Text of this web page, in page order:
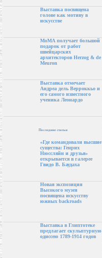
Выставка посвящена
голове как мотиву в
искусстве
МоМА получает большой
подарок от работ
швейцарских
архитекторов Herzog & de
Meuron
Выставка отмечает
Андреа дель Верроккьо и
его самого известного
ученика Леонардо
Последние статьи
«Где командовали высшие
существа: Генрих
Нюссляйн и друзья»
открывается в галерее
Гвидо В. Баудаха
Новая экспозиция
Высокого музея
посвящена искусству
южных backroads
Выставка в Глиптотеке
предлагает скульптурную
одиссею 1789-1914 годов